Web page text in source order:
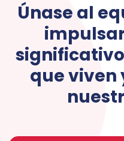
Únase al
que viven